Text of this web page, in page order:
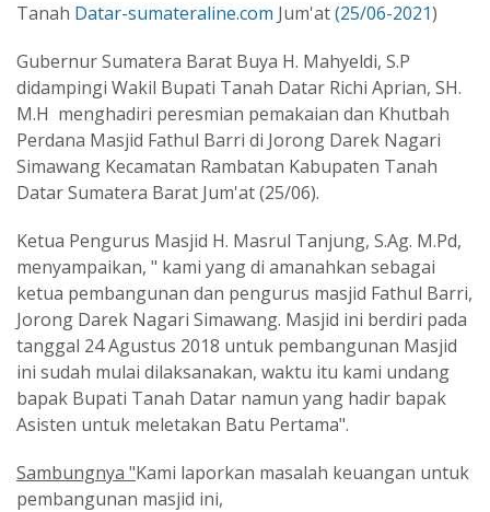
Tanah Datar-sumateraline.com Jum'at(25/06-2021)
Gubernur Sumatera Barat Buya H. Mahyeldi, S.P
didampingi Wakil Bupati Tanah Datar Richi Aprian, SH.
M.H menghadiri peresmian pemakaian dan Khutbah
Perdana Masjid Fathul Barri di Jorong Darek Nagari
Simawang Kecamatan Rambatan Kabupaten Tanah
Datar Sumatera Barat Jum'at (25/06).
Ketua Pengurus Masjid H. Masrul Tanjung, S.Ag. M.Pd,
menyampaikan, " kami yang di amanahkan sebagai
ketua pembangunan dan pengurus masjid Fathul Barri,
Jorong Darek Nagari Simawang. Masjid ini berdiri pada
tanggal 24 Agustus 2018 untuk pembangunan Masjid
ini sudah mulai dilaksanakan, waktu itu kami undang
bapak Bupati Tanah Datar namun yang hadir bapak
Asisten untuk meletakan Batu Pertama".
Sambungnya "Kami laporkan masalah keuangan untuk
pembangunan masjid ini,